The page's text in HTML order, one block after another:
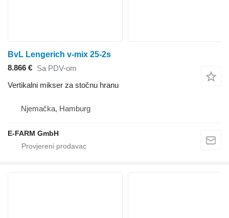
BvL Lengerich v-mix 25-2s
8.866 € Sa PDV-om
Vertikalni mikser za stočnu hranu
Njemačka, Hamburg
E-FARM GmbH